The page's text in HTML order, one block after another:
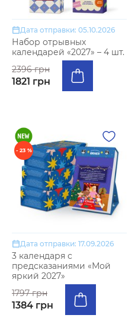
Дата отправки: 05.10.2026
Набор отрывных
календарей «2027» – 4 шт.
2396 грн
1821 грн
- 23 %
Дата отправки: 17.09.2026
3 календаря с
предсказаниями «Мой
яркий 2027»
1797 грн
1384 грн